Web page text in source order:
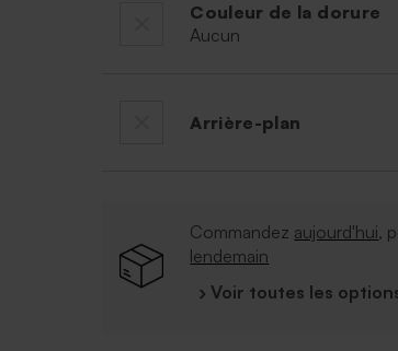
Couleur de la dorure
Aucun
Arrière-plan
Commandez aujourd'hui,
lendemain
› Voir toutes les